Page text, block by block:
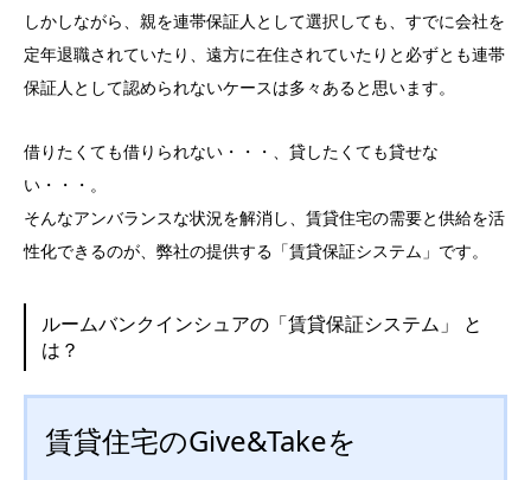
しかしながら、親を連帯保証人として選択しても、すでに会社を
定年退職されていたり、遠方に在住されていたりと必ずとも連帯
保証人として認められないケースは多々あると思います。
借りたくても借りられない・・・、貸したくても貸せな
い・・・。
そんなアンバランスな状況を解消し、賃貸住宅の需要と供給を活
性化できるのが、弊社の提供する「賃貸保証システム」です。
ルームバンクインシュアの「賃貸保証システム」 と
は？
賃貸住宅のGive&Takeを